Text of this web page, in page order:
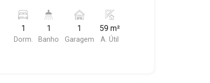
Preto/SP. Conheça as características
deste imóvel que a Martinelli
Imobiliária selecionou para você: -
1
Dorm.
1
Banho
1
Garagem
59 m²
A. Útil